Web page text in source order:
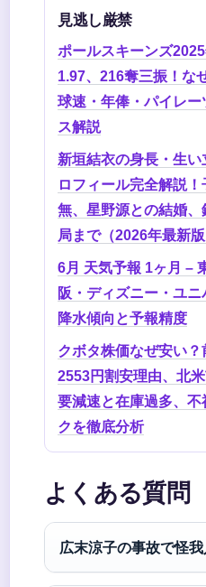
見逃し厳禁
ポールスキーンズ
1.97、216奪三振！な
球速・年俸・パイレー
ス解説
新垣結衣の身長・生い
ロフィール完全解説！
無、星野源との結婚、
局まで（2026年最新版
6月 天気予報 1ヶ月 –
阪・ディズニー・ユニ
降水傾向と予報精度
クボタ株価なぜ安い？
2553円割安理由、北
要減速と在庫過多、不
クを徹底分析
よくある質問
広末涼子の事故で怪